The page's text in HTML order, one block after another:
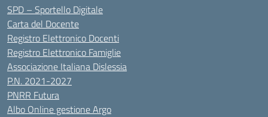
SPD – Sportello Digitale
Carta del Docente
Registro Elettronico Docenti
Registro Elettronico Famiglie
Associazione Italiana Dislessia
P.N. 2021-2027
PNRR Futura
Albo Online gestione Argo